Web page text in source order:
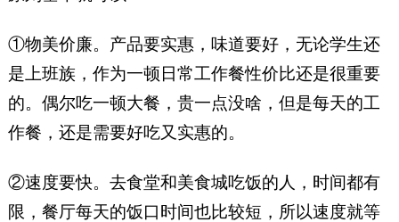
①物美价廉。产品要实惠，味道要好，无论学生还
是上班族，作为一顿日常工作餐性价比还是很重要
的。偶尔吃一顿大餐，贵一点没啥，但是每天的工
作餐，还是需要好吃又实惠的。
②速度要快。去食堂和美食城吃饭的人，时间都有
限，餐厅每天的饭口时间也比较短，所以速度就等